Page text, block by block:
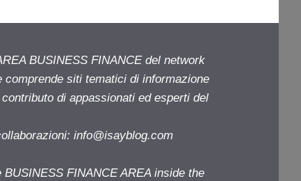
BUSINESS FINANCE del network
siti tematici di informazione
di appassionati ed esperti del
info@isayblog.com
FINANCE AREA inside the